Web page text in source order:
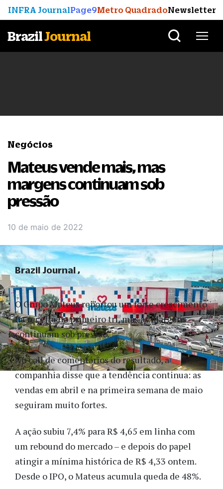
INFRA JournalPage9Metro QuadradoNewsletter
BrazilJournal
Negócios
Mateus vende mais, mas
margens continuam sob
pressão
10 de maio de 2022
O Grupo Mateus reportou um forte crescimento
na receita no primeiro tri, mas as margens
continuam sob pressão.
No call de comentários do resultado, a
companhia disse que a tendência continua: as
vendas em abril e na primeira semana de maio
seguiram muito fortes.
A ação subiu 7,4% para R$ 4,65 em linha com
um rebound do mercado – e depois do papel
atingir a mínima histórica de R$ 4,33 ontem.
Desde o IPO, o Mateus acumula queda de 48%.
Brazil Journal